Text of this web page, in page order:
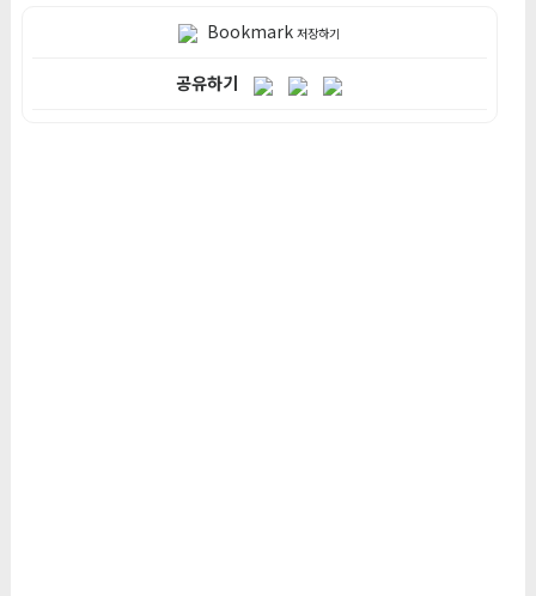
Bookmark저장하기
공유하기